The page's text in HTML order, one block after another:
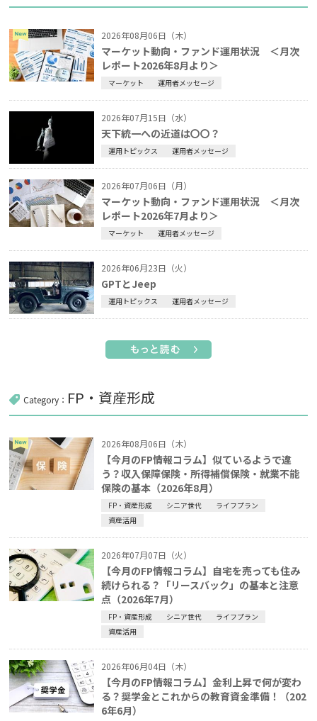
2026年08月06日（木）
マーケット動向・ファンド運用状況 ＜月次
レポート2026年8月より＞
マーケット 運用者メッセージ
2026年07月15日（水）
天下統一への近道は〇〇？
運用トピックス 運用者メッセージ
2026年07月06日（月）
マーケット動向・ファンド運用状況 ＜月次
レポート2026年7月より＞
マーケット 運用者メッセージ
2026年06月23日（火）
GPTとJeep
運用トピックス 運用者メッセージ
Category： FP・資産形成
2026年08月06日（木）
【今月のFP情報コラム】似ているようで違
う？収入保障保険・所得補償保険・就業不能
保険の基本（2026年8月）
FP・資産形成 シニア世代
ライフプラン
資産活用
2026年07月07日（火）
【今月のFP情報コラム】自宅を売っても住み
続けられる？「リースバック」の基本と注意
点（2026年7月）
FP・資産形成 シニア世代
ライフプラン
資産活用
2026年06月04日（木）
【今月のFP情報コラム】金利上昇で何が変わ
る？奨学金とこれからの教育資金準備！（202
6年6月）